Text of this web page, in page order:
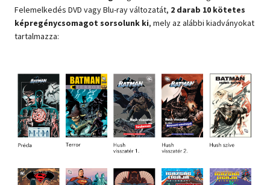
Szótár, nyelvkönyv
Tankönyv, segédkönyv
Természettudomány
Történelem
Vallás
Felemelkedés DVD vagy Blu-ray változatát, 2 darab 10 kötetes
képregénycsomagot sorsolunk ki, mely az alábbi kiadványokat
tartalmazza: